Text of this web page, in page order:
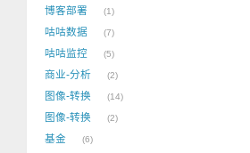
博客部署 1
咕咕数据 7
咕咕监控 5
商业-分析 2
图像-转换 14
图像-转换 2
基金 6